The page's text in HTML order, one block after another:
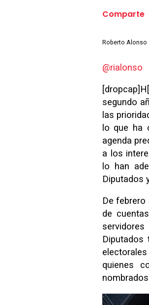
Comparte
Roberto Alonso
@rialonso
segundo
las
lo que ha
agenda
a los
lo han
Diputados
De
de
Diputados
quienes